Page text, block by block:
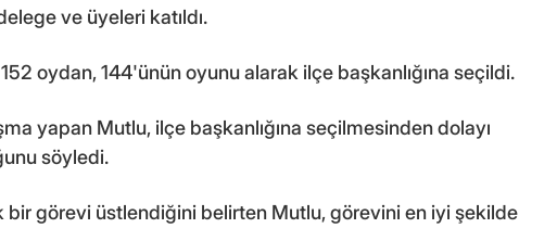
ve üyeleri katıldı.
oydan, 144'ünün oyunu alarak ilçe başkanlığına seçildi.
yapan Mutlu, ilçe başkanlığına seçilmesinden dolayı
söyledi.
bir görevi üstlendiğini belirten Mutlu, görevini en iyi şekilde